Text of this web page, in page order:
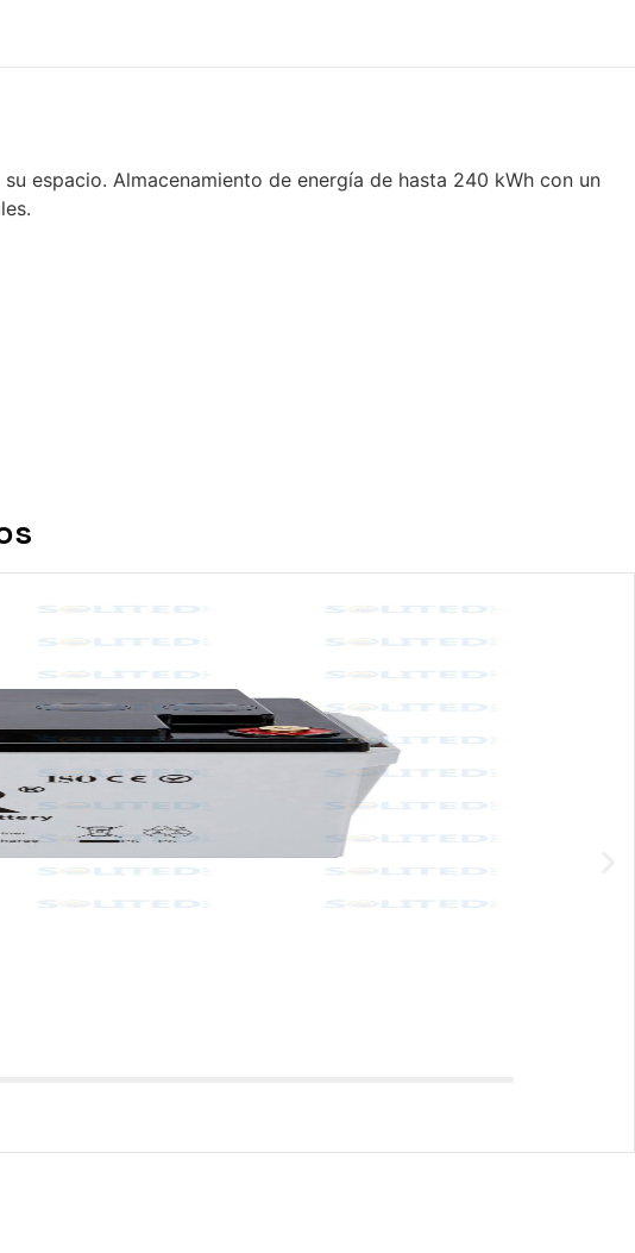
espacio. Almacenamiento de energía de hasta 240 kWh con un